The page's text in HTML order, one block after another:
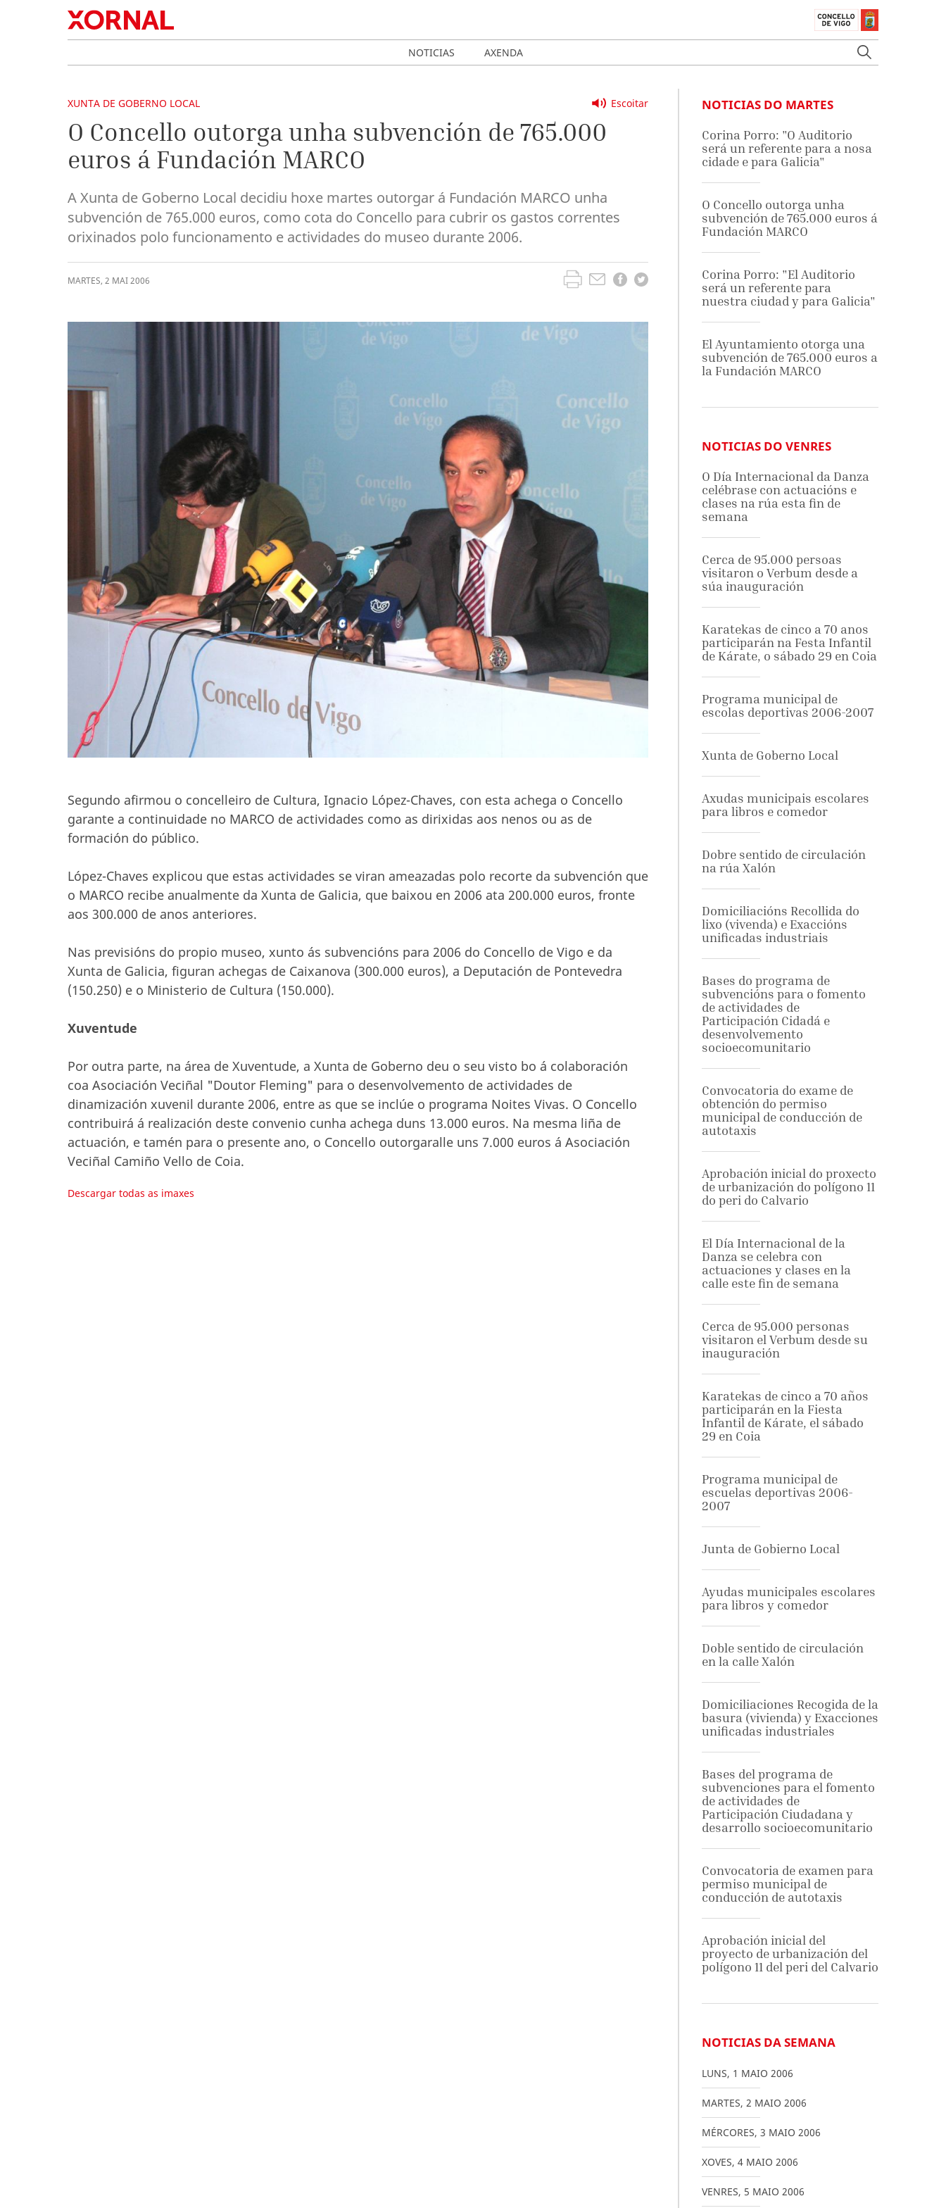
NOTICIAS AXENDA
Escoitar
XUNTA DE GOBERNO LOCAL
O Concello outorga unha subvención de 765.000
euros á Fundación MARCO
A Xunta de Goberno Local decidiu hoxe martes outorgar á Fundación MARCO unha
subvención de 765.000 euros, como cota do Concello para cubrir os gastos correntes
orixinados polo funcionamento e actividades do museo durante 2006.
MARTES, 2 MAI2006
Segundo afirmou o concelleiro de Cultura, Ignacio López-Chaves, con esta achega o Concello
garante a continuidade no MARCO de actividades como as dirixidas aos nenos ou as de
formación do público.
López-Chaves explicou que estas actividades se viran ameazadas polo recorte da subvención que
o MARCO recibe anualmente da Xunta de Galicia, que baixou en 2006 ata 200.000 euros, fronte
aos 300.000 de anos anteriores.
Nas previsións do propio museo, xunto ás subvencións para 2006 do Concello de Vigo e da
Xunta de Galicia, figuran achegas de Caixanova (300.000 euros), a Deputación de Pontevedra
(150.250) e o Ministerio de Cultura (150.000).
Xuventude
Por outra parte, na área de Xuventude, a Xunta de Goberno deu o seu visto bo á colaboración
coa Asociación Veciñal "Doutor Fleming" para o desenvolvemento de actividades de
dinamización xuvenil durante 2006, entre as que se inclúe o programa Noites Vivas. O Concello
contribuirá á realización deste convenio cunha achega duns 13.000 euros. Na mesma liña de
actuación, e tamén para o presente ano, o Concello outorgaralle uns 7.000 euros á Asociación
Veciñal Camiño Vello de Coia.
Descargar todas as imaxes
NOTICIAS DO MARTES
Corina Porro: "O Auditorio
será un referente para a nosa
cidade e para Galicia"
O Concello outorga unha
subvención de 765.000 euros á
Fundación MARCO
Corina Porro: "El Auditorio
será un referente para
nuestra ciudad y para Galicia"
El Ayuntamiento otorga una
subvención de 765.000 euros a
la Fundación MARCO
NOTICIAS DO VENRES
O Día Internacional da Danza
celébrase con actuacións e
clases na rúa esta fin de
semana
Cerca de 95.000 persoas
visitaron o Verbum desde a
súa inauguración
Karatekas de cinco a 70 anos
participarán na Festa Infantil
de Kárate, o sábado 29 en Coia
Programa municipal de
escolas deportivas 2006-2007
Xunta de Goberno Local
Axudas municipais escolares
para libros e comedor
Dobre sentido de circulación
na rúa Xalón
Domiciliacións Recollida do
lixo (vivenda) e Exaccións
unificadas industriais
Bases do programa de
subvencións para o fomento
de actividades de
Participación Cidadá e
desenvolvemento
socioecomunitario
Convocatoria do exame de
obtención do permiso
municipal de conducción de
autotaxis
Aprobación inicial do proxecto
de urbanización do polígono 11
do peri do Calvario
El Día Internacional de la
Danza se celebra con
actuaciones y clases en la
calle este fin de semana
Cerca de 95.000 personas
visitaron el Verbum desde su
inauguración
Karatekas de cinco a 70 años
participarán en la Fiesta
Infantil de Kárate, el sábado
29 en Coia
Programa municipal de
escuelas deportivas 2006-
2007
Junta de Gobierno Local
Ayudas municipales escolares
para libros y comedor
Doble sentido de circulación
en la calle Xalón
Domiciliaciones Recogida de la
basura (vivienda) y Exacciones
unificadas industriales
Bases del programa de
subvenciones para el fomento
de actividades de
Participación Ciudadana y
desarrollo socioecomunitario
Convocatoria de examen para
permiso municipal de
conducción de autotaxis
Aprobación inicial del
proyecto de urbanización del
polígono 11 del peri del Calvario
NOTICIAS DA SEMANA
LUNS, 1 MAIO 2006
MARTES, 2 MAIO 2006
MÉRCORES, 3 MAIO 2006
XOVES, 4 MAIO 2006
VENRES, 5 MAIO 2006